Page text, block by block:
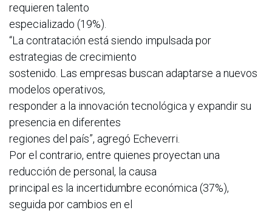
requieren talento
especializado (19%).
“La contratación está siendo impulsada por
estrategias de crecimiento
sostenido. Las empresas buscan adaptarse a nuevos
modelos operativos,
responder a la innovación tecnológica y expandir su
presencia en diferentes
regiones del país”, agregó Echeverri.
Por el contrario, entre quienes proyectan una
reducción de personal, la causa
principal es la incertidumbre económica (37%),
seguida por cambios en el